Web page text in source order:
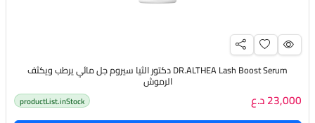
DR.ALTHEA Lash Boost Serum دكتور الثيا سيروم جل مائي يرطب ويكثف
الرموش
23,000 د.ع productList.inStock